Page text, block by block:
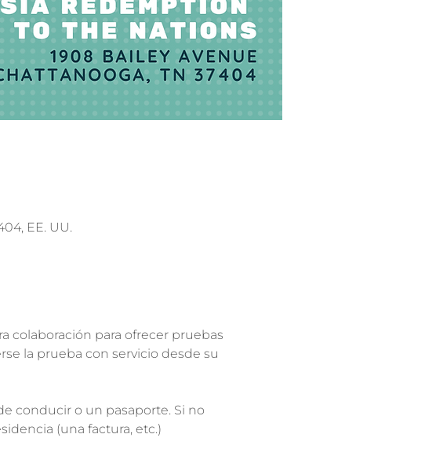
EE. UU.
colaboración para ofrecer pruebas
la prueba con servicio desde su
conducir o un pasaporte. Si no
(una factura, etc.)